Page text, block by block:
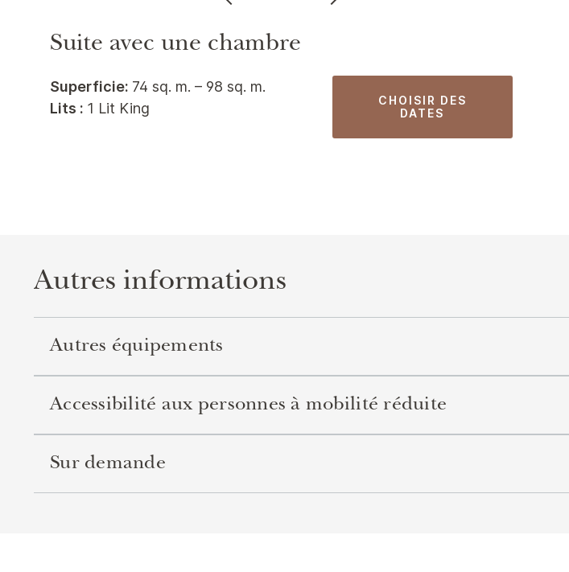
Suite avec une chambre
Superficie: 74 sq. m. – 98 sq. m.
Lits : 1 Lit King
CHOISIR DES
DATES
Autres informations
Autres équipements
Accessibilité aux personnes à mobilité réduite
Sur demande